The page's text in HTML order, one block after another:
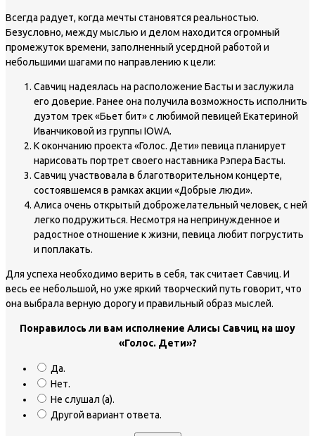
Всегда радует, когда мечты становятся реальностью.
Безусловно, между мыслью и делом находится огромный
промежуток времени, заполненный усердной работой и
небольшими шагами по направлению к цели:
Савчиц надеялась на расположение Басты и заслужила
его доверие. Ранее она получила возможность исполнить
дуэтом трек «Бьет бит» с любимой певицей Екатериной
Иванчиковой из группы IOWA.
К окончанию проекта «Голос. Дети» певица планирует
нарисовать портрет своего наставника Рэпера Басты.
Савчиц участвовала в благотворительном концерте,
состоявшемся в рамках акции «Добрые люди».
Алиса очень открытый доброжелательный человек, с ней
легко подружиться. Несмотря на непринужденное и
радостное отношение к жизни, певица любит погрустить
и поплакать.
Для успеха необходимо верить в себя, так считает Савчиц. И
весь ее небольшой, но уже яркий творческий путь говорит, что
она выбрала верную дорогу и правильный образ мыслей.
Понравилось ли вам исполнение Алисы Савчиц на шоу
«Голос. Дети»?
Да.
Нет.
Не слушал (а).
Другой вариант ответа.